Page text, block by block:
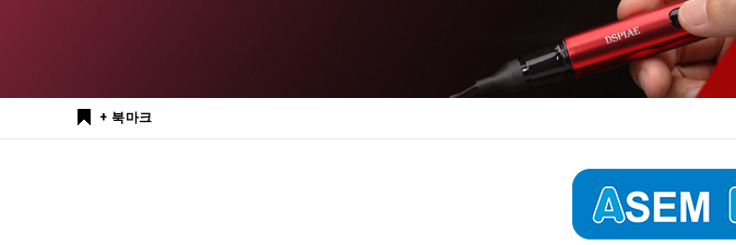
+ 북마크